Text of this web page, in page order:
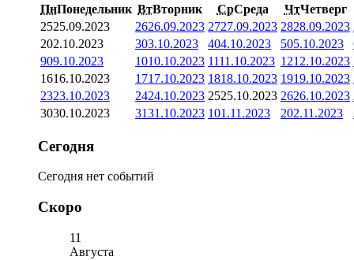
ПнПонедельник ВтВторник СрСреда ЧтЧетверг
2525.09.2023 2626.09.2023 2727.09.2023 2828.09.2023
202.10.2023 303.10.2023 404.10.2023 505.10.2023
909.10.2023 1010.10.2023 1111.10.2023 1212.10.2023
1616.10.2023 1717.10.2023 1818.10.2023 1919.10.2023
2323.10.2023 2424.10.2023 2525.10.2023 2626.10.2023
3030.10.2023 3131.10.2023 101.11.2023 202.11.2023
Сегодня
Сегодня нет событий
Скоро
11
Августа